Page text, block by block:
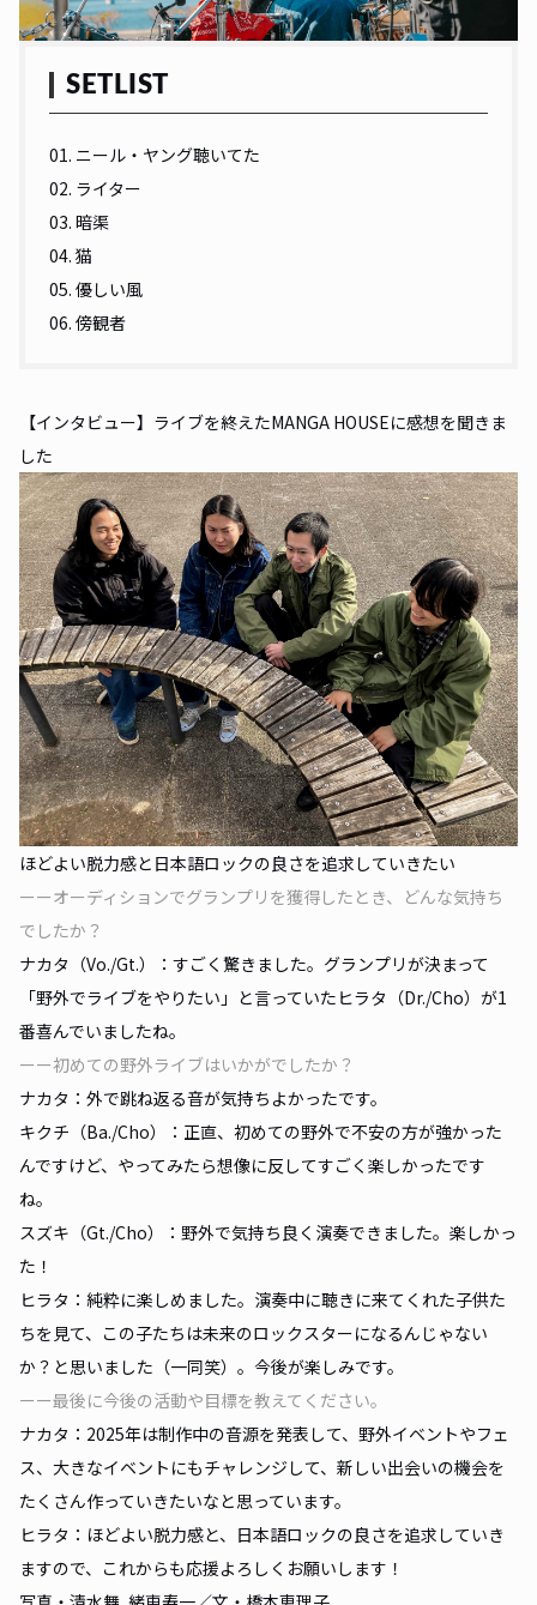
SETLIST
01. ニール・ヤング聴いてた
02. ライター
03. 暗渠
04. 猫
05. 優しい風
06. 傍観者
【インタビュー】ライブを終えたMANGA HOUSEに感想を聞きま
した
ほどよい脱力感と日本語ロックの良さを追求していきたい
ーーオーディションでグランプリを獲得したとき、どんな気持ち
でしたか？
ナカタ（Vo./Gt.）：すごく驚きました。グランプリが決まって
「野外でライブをやりたい」と言っていたヒラタ（Dr./Cho）が1
番喜んでいましたね。
ーー初めての野外ライブはいかがでしたか？
ナカタ：外で跳ね返る音が気持ちよかったです。
キクチ（Ba./Cho）：正直、初めての野外で不安の方が強かった
んですけど、やってみたら想像に反してすごく楽しかったです
ね。
スズキ（Gt./Cho）：野外で気持ち良く演奏できました。楽しかっ
た！
ヒラタ：純粋に楽しめました。演奏中に聴きに来てくれた子供た
ちを見て、この子たちは未来のロックスターになるんじゃない
か？と思いました（一同笑）。今後が楽しみです。
ーー最後に今後の活動や目標を教えてください。
ナカタ：2025年は制作中の音源を発表して、野外イベントやフェ
ス、大きなイベントにもチャレンジして、新しい出会いの機会を
たくさん作っていきたいなと思っています。
ヒラタ：ほどよい脱力感と、日本語ロックの良さを追求していき
ますので、これからも応援よろしくお願いします！